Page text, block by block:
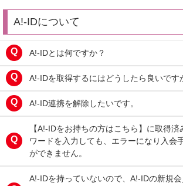
A!-IDについて
A!-IDとは何ですか？
A!-IDを取得するにはどうしたら良いです
A!-ID連携を解除したいです。
【A!-IDをお持ちの方はこちら】に取得済
ワードを入力しても、エラーになり入会
ができません。
A!-IDを持っていないので、A!-IDの新規